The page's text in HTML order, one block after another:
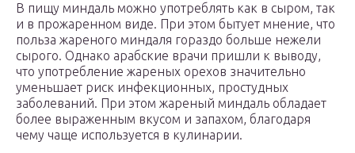
В пищу миндаль можно употреблять как в сыром, так
и в прожаренном виде. При этом бытует мнение, что
польза жареного миндаля гораздо больше нежели
сырого. Однако арабские врачи пришли к выводу,
что употребление жареных орехов значительно
уменьшает риск инфекционных, простудных
заболеваний. При этом жареный миндаль обладает
более выраженным вкусом и запахом, благодаря
чему чаще используется в кулинарии.